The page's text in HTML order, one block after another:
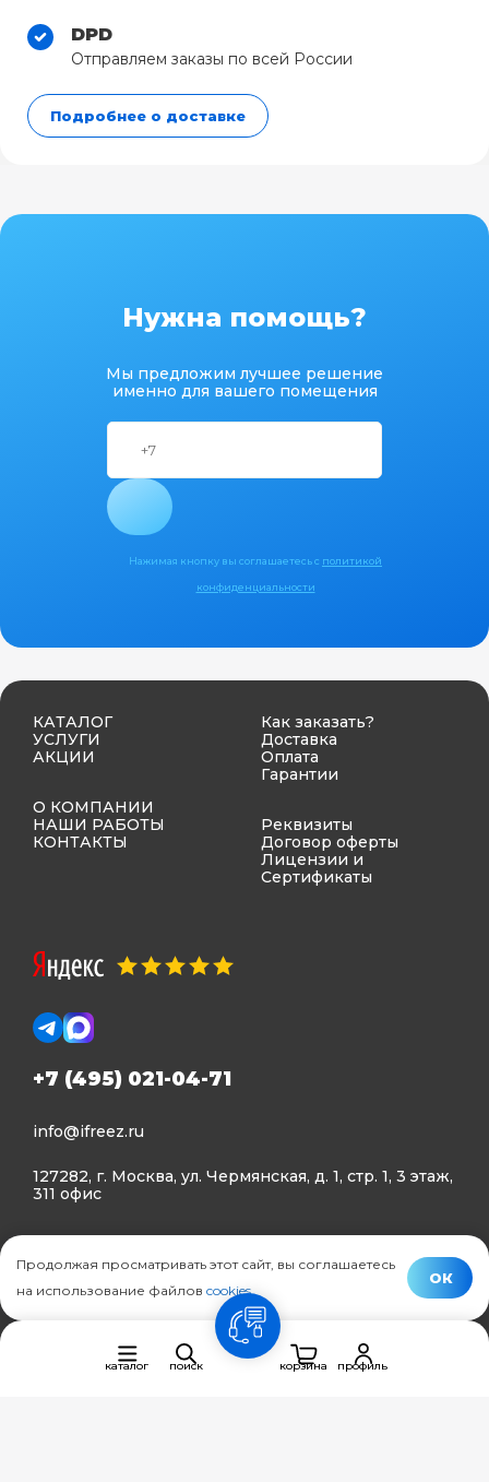
DPD
Отправляем заказы по всей России
Подробнее о доставке
Нужна помощь?
Мы предложим лучшее решение
именно для вашего помещения
Нажимая кнопку вы соглашаетесь с политикой
конфиденциальности
КАТАЛОГ
УСЛУГИ
АКЦИИ
О КОМПАНИИ
НАШИ РАБОТЫ
КОНТАКТЫ
Как заказать?
Доставка
Оплата
Гарантии
Реквизиты
Договор оферты
Лицензии и
Сертификаты
+7 (495) 021-04-71
info@ifreez.ru
127282, г. Москва, ул. Чермянская, д. 1, стр. 1, 3 этаж,
311 офис
Политика конфиденциальности
© Ifreez - продажа и установка климатической техники,
каталог поиск
связь
корзина
профиль
Продолжая просматривать этот сайт, вы соглашаетесь
на использование файлов cookies.
ОК